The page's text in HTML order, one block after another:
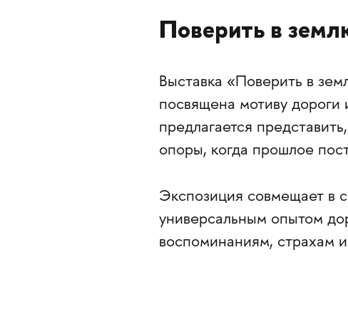
Поверить в
Выставка «Поверить в
посвящена мотиву
предлагается
опоры, когда прошлое
Экспозиция совмещает в
универсальным опытом
воспоминаниям, страхам